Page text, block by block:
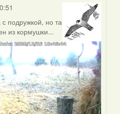
подружкой, но та
из кормушки...